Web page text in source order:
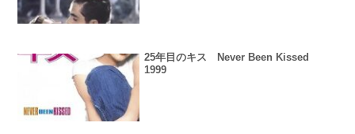
25年目のキス Never Been Kissed
1999